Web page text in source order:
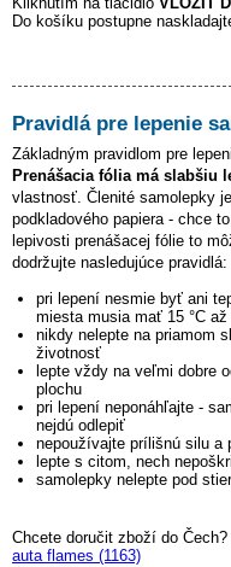
Do košíku postupne
Pravidlá pre lepenie
Základným pravidlom pre
Prenášacia fólia má slabšiu
vlastnosť. Členité samolepky
podkladového papiera - chce
lepivosti prenášacej fólie to
dodržujte nasledujúce pravidlá:
pri lepení nesmie byť ani
miesta musia mať 15 °C až
nikdy nelepte na priamom
životnosť
lepte vždy na veľmi dobre
plochu
pri lepení neponáhľajte -
nejdú odlepiť
nepoužívajte prílišnú silu a
lepte s citom, nech
samolepky nelepte pod
Chcete doručit zboží do
auta flames (1163)